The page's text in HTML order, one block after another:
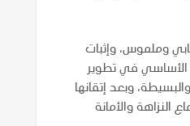
وملموس، وإثبات
الأساسي في تطوير
وبعد إتقانها
النزاهة والأمانة